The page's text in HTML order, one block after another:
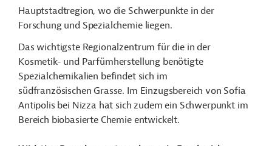
Hauptstadtregion, wo die Schwerpunkte in der
Forschung und Spezialchemie liegen.
Das wichtigste Regionalzentrum für die in der
Kosmetik- und Parfümherstellung benötigte
Spezialchemikalien befindet sich im
südfranzösischen Grasse. Im Einzugsbereich von Sofia
Antipolis bei Nizza hat sich zudem ein Schwerpunkt im
Bereich biobasierte Chemie entwickelt.